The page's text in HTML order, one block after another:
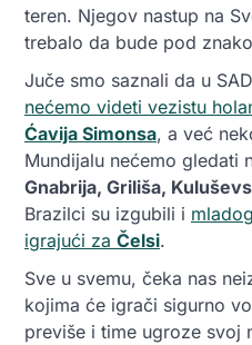
teren. Njegov nastup na
trebalo da bude pod
Juče smo saznali da u
nećemo videti vezistu
Ćavija Simonsa, a već
Mundijalu nećemo gledati
Gnabrija, Griliša,
Brazilci su izgubili i mladog
igrajući za Čelsi.
Sve u svemu, čeka nas
kojima će igrači sigurno
previše i time ugroze svoj